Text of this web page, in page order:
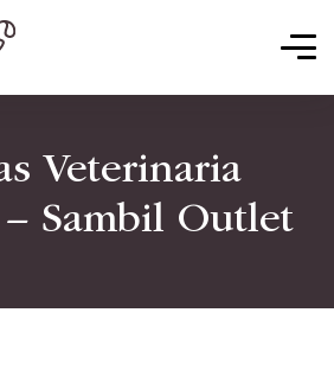
Veterinaria
– Sambil Outlet